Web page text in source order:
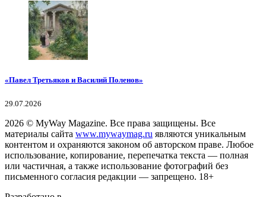
«Павел Третьяков и Василий Поленов»
29.07.2026
2026 © MyWay Magazine. Все права защищены. Все
материалы сайта www.mywaymag.ru являются уникальным
контентом и охраняются законом об авторском праве. Любое
использование, копирование, перепечатка текста — полная
или частичная, а также использование фотографий без
письменного согласия редакции — запрещено. 18+